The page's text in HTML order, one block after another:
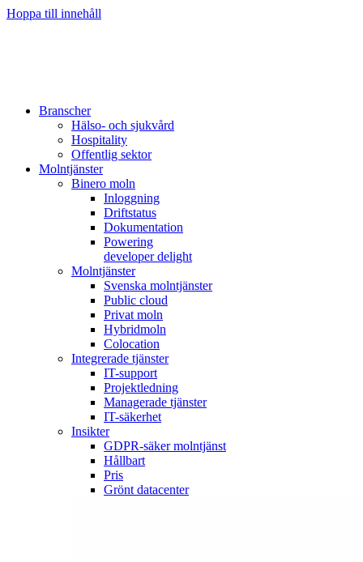
Hoppa till innehåll
Branscher
Hälso- och sjukvård
Hospitality
Offentlig sektor
Molntjänster
Binero moln
Inloggning
Driftstatus
Dokumentation
Powering
developer delight
Molntjänster
Svenska molntjänster
Public cloud
Privat moln
Hybridmoln
Colocation
Integrerade tjänster
IT-support
Projektledning
Managerade tjänster
IT-säkerhet
Insikter
GDPR-säker molntjänst
Hållbart
Pris
Grönt datacenter